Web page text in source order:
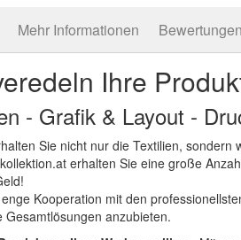
Mehr Informationen Bewertungen
Ihre
- Grafik & Layout -
Sie nicht nur die Textilien,
erhalten Sie eine große
Kooperation mit den
Gesamtlösungen anzubieten.